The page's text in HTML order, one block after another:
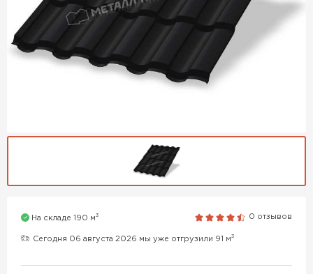
На складе 190 м3 0 отзывов
Сегодня 06 августа 2026 мы уже отгрузили 91 м3